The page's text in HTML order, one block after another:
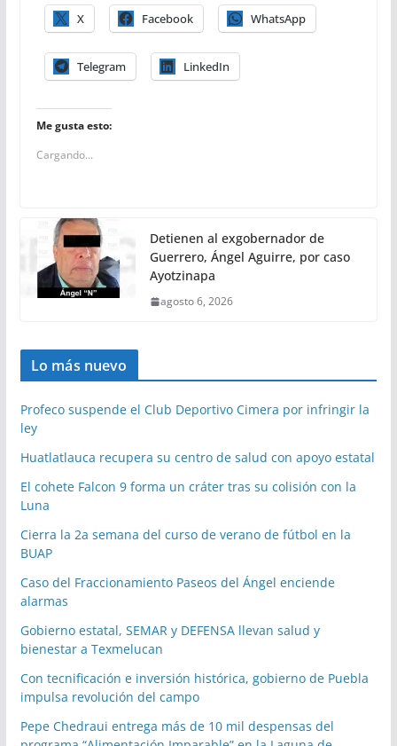
X Facebook WhatsApp
Telegram LinkedIn
Me gusta esto:
Cargando...
Detienen al exgobernador de
Guerrero, Ángel Aguirre, por caso
Ayotzinapa
agosto 6, 2026
Lo más nuevo
Profeco suspende el Club Deportivo Cimera por infringir la
ley
Huatlatlauca recupera su centro de salud con apoyo estatal
El cohete Falcon 9 forma un cráter tras su colisión con la
Luna
Cierra la 2a semana del curso de verano de fútbol en la
BUAP
Caso del Fraccionamiento Paseos del Ángel enciende
alarmas
Gobierno estatal, SEMAR y DEFENSA llevan salud y
bienestar a Texmelucan
Con tecnificación e inversión histórica, gobierno de Puebla
impulsa revolución del campo
Pepe Chedraui entrega más de 10 mil despensas del